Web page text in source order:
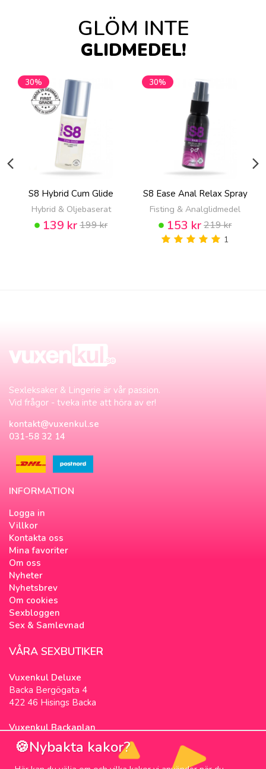
GLÖM INTE
GLIDMEDEL!
30%
S8 Hybrid Cum Glide
Hybrid & Oljebaserat
139 kr199 kr
30%
S8 Ease Anal Relax Spray
Fisting & Analglidmedel
153 kr219 kr
1
Sexleksaker & Lingerie är vår passion.
Vid frågor - tveka inte att höra av er!
kontakt@vuxenkul.se
031-58 32 14
INFORMATION
Logga in
Villkor
Kontakta oss
Mina favoriter
Om oss
Nyheter
Nyhetsbrev
Om cookies
Sexbloggen
Sex & Samlevnad
VÅRA SEXBUTIKER
Vuxenkul Deluxe
Backa Bergögata 4
422 46 Hisings Backa
Vuxenkul Backaplan
Färgfabriksgatan 3
417 05 Göteborg
🍪Nybakta kakor?